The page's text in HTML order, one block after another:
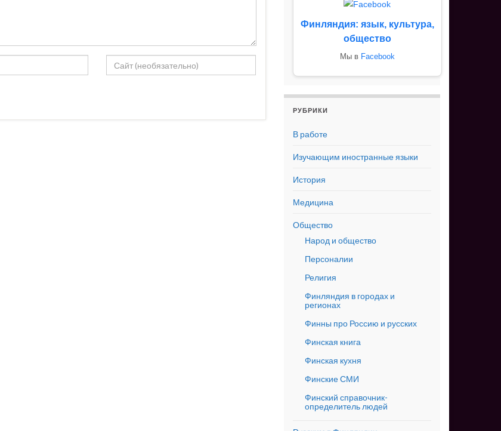
Финляндия: язык, культура,
общество
Мы в Facebook
РУБРИКИ
В работе
Изучающим иностранные языки
История
Медицина
Общество
Народ и общество
Персоналии
Религия
Финляндия в городах и
регионах
Финны про Россию и русских
Финская книга
Финская кухня
Финские СМИ
Финский справочник-
определитель людей